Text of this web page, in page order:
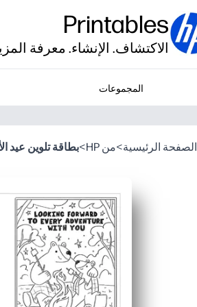
Printables
الاكتشاف. الإنشاء. معرفة
المجموعات
الصفحة الرئيسية>من HP >بطاقة تلوين عيد